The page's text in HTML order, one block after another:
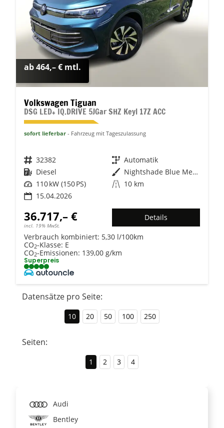
ab 464,– € mtl.
Volkswagen Tiguan
DSG LED+ IQ.DRIVE 5JGar SHZ Keyl 17Z ACC
sofort lieferbar Fahrzeug mit Tageszulassung
Fahrzeugnr. 32382 Getriebe Automatik
Kraftstoff Diesel Außenfarbe
Nightshade Blue Metallic
Leistung 110 kW (150 PS) Kilometerstand 10 km
15.04.2026
36.717,– €
incl. 19% MwSt.
Details
Verbrauch kombiniert: 5,30 l/100km
CO2-Klasse: E
CO2-Emissionen: 139,00 g/km
Superpreis
Datensätze pro Seite:
10 20 50 100 250
Seiten:
1 2 3 4
Audi
Bentley